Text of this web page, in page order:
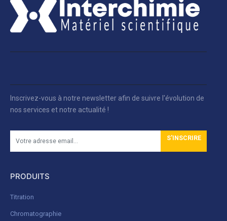
Inscrivez-vous à notre newsletter afin de suivre l'évolution de
nos services et notre actualité !
S'INSCRIRE
PRODUITS
Titration
Chromatographie